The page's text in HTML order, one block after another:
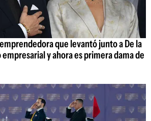
que levantó junto a De la
y ahora es primera dama de